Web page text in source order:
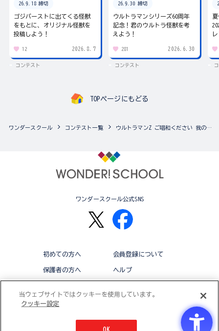
26.9.18 締切
ゴジバーストに出てくる怪獣
をもとに、オリジナル怪獣を
投稿しよう！
12 2026.8.7
コンテスト
26.9.30 締切
ウルトラマンシリーズ60周年
記念！君のウルトラ怪獣を考
えよう！
281 2026.6.30
コンテスト
TOPページにもどる
ワンダースクール コンテスト一覧 ウルトラマンZ ご唱和ください 我の名を！フォトコンテスト
ワンダースクール公式SNS
初めての方へ 会員登録について
保護者の方へ ヘルプ
当ウェブサイトではクッキーを使用しています。
クッキー設定